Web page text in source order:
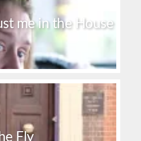
me in the House
Fly